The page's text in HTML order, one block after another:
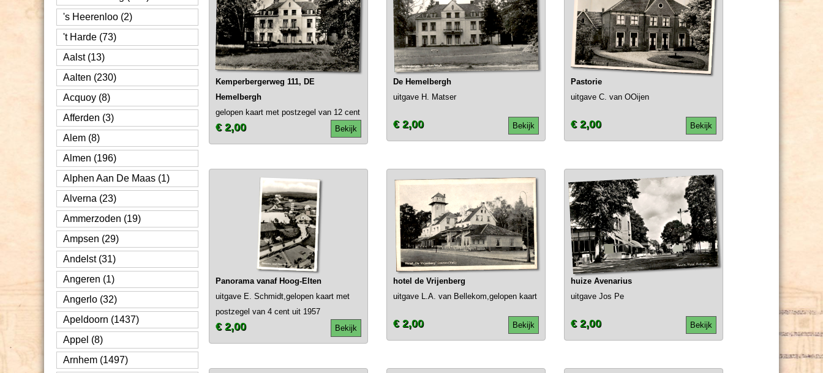
's Heerenloo (2)
't Harde (73)
Aalst (13)
Aalten (230)
Acquoy (8)
Afferden (3)
Alem (8)
Almen (196)
Alphen Aan De Maas (1)
Alverna (23)
Ammerzoden (19)
Ampsen (29)
Andelst (31)
Angeren (1)
Angerlo (32)
Apeldoorn (1437)
Appel (8)
Arnhem (1497)
Kemperbergerweg 111, DE
Hemelbergh
gelopen kaart met postzegel van 12 cent
Bekijk
€ 2,00
De Hemelbergh
uitgave H. Matser
Bekijk
€ 2,00
Pastorie
uitgave C. van OOijen
Bekijk
€ 2,00
Panorama vanaf Hoog-Elten
uitgave E. Schmidt,gelopen kaart met
postzegel van 4 cent uit 1957
Bekijk
€ 2,00
hotel de Vrijenberg
uitgave L.A. van Bellekom,gelopen kaart
Bekijk
€ 2,00
huize Avenarius
uitgave Jos Pe
Bekijk
€ 2,00